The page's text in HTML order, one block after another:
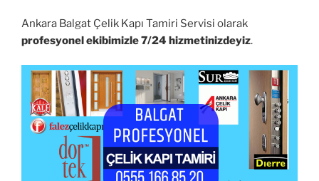
Ankara Balgat Çelik Kapı Tamiri Servisi olarak
profesyonel ekibimizle 7/24 hizmetinizdeyiz.